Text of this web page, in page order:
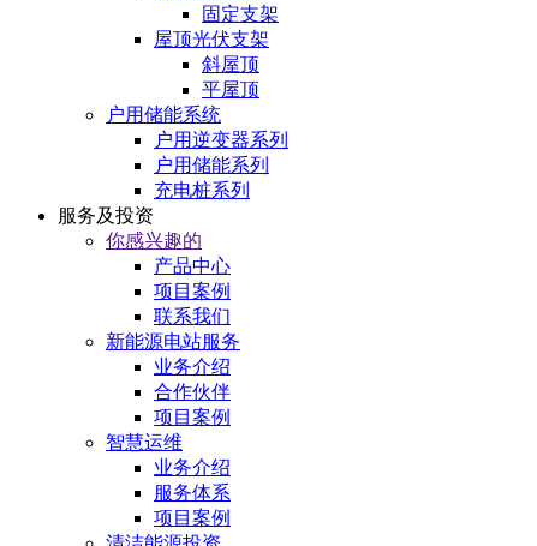
固定支架
屋顶光伏支架
斜屋顶
平屋顶
户用储能系统
户用逆变器系列
户用储能系列
充电桩系列
服务及投资
你感兴趣的
产品中心
项目案例
联系我们
新能源电站服务
业务介绍
合作伙伴
项目案例
智慧运维
业务介绍
服务体系
项目案例